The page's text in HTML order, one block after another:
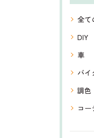
全て
DIY
車
バイ
調色
コー